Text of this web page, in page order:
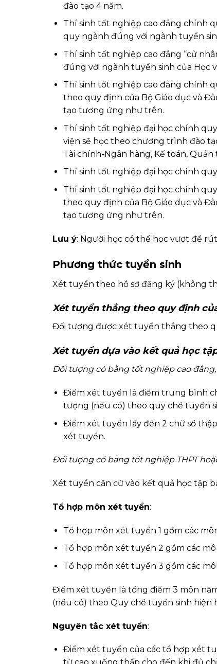
đào tạo 4 năm.
Thí sinh tốt nghiệp cao đẳng chính
quy ngành đúng với ngành tuyển
Thí sinh tốt nghiệp cao đẳng “cử
đúng với ngành tuyển sinh của Học
Thí sinh tốt nghiệp cao đẳng chính
theo quy định của Bộ Giáo dục và
tạo tương ứng như trên.
Thí sinh tốt nghiệp đại học chính
viện sẽ học theo chương trình đào
Tài chính-Ngân hàng, Kế toán,
Thí sinh tốt nghiệp đại học chính
Thí sinh tốt nghiệp đại học chính
theo quy định của Bộ Giáo dục và
tạo tương ứng như trên.
Lưu ý: Người học có thể học vượt để
Phương thức tuyển sinh
Xét tuyển theo hồ sơ đăng ký (không
Xét tuyển thẳng theo quy định
Đối tượng được xét tuyển thẳng theo
Xét tuyển dựa vào kết quả học
Đối tượng có bằng tốt nghiệp cao
Điểm xét tuyển là điểm trung bình
tượng (nếu có) theo quy chế tuyển
Điểm xét tuyển lấy đến 2 chữ số
xét tuyển.
Đối tượng có bằng tốt nghiệp THPT
Xét tuyển căn cứ vào kết quả học tập
Tổ hợp môn xét tuyển:
Tổ hợp môn xét tuyển 1 gồm các
Tổ hợp môn xét tuyển 2 gồm các
Tổ hợp môn xét tuyển 3 gồm các
Điểm xét tuyển là tổng điểm 3 môn
(nếu có) theo Quy chế tuyển sinh hiện
Nguyên tắc xét tuyển:
Điểm xét tuyển của các tổ hợp xét